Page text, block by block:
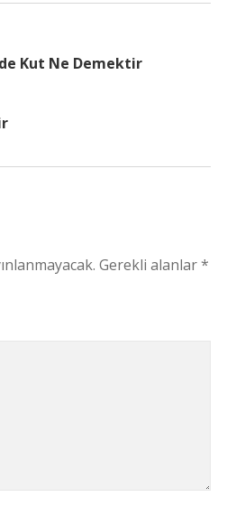
Kut Ne Demektir
Gerekli alanlar*